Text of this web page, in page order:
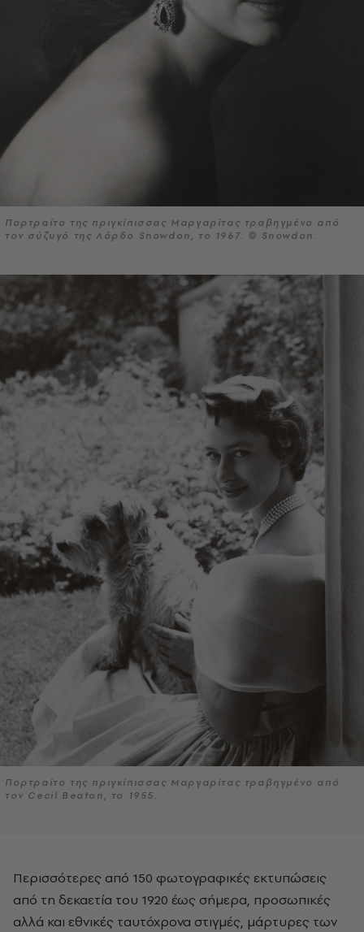
Πορτραίτο της πριγκίπισσας Μαργαρίτας τραβηγμένο από
τον σύζυγό της Λόρδο Snowdon, το 1967. © Snowdon.
Πορτραίτο της πριγκίπισσας Μαργαρίτας τραβηγμένο από
τον Cecil Beaton, το 1955.
Περισσότερες από 150 φωτογραφικές εκτυπώσεις
από τη δεκαετία του 1920 έως σήμερα, προσωπικές
αλλά και εθνικές ταυτόχρονα στιγμές, μάρτυρες των